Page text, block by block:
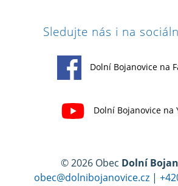
Sledujte nás i na
Dolní Bojanovice na
Dolní Bojanovice na
© 2026 Obec Dolní
obec@dolnibojanovice.cz |